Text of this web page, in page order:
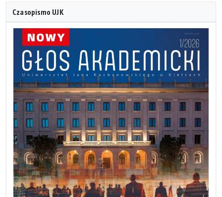
Czasopismo UJK